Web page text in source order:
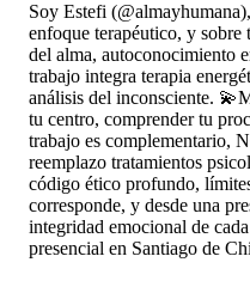
Soy Estefi
enfoque terapéutico, y
del alma, autoconocimiento
trabajo integra terapia
análisis del inconsciente.
tu centro, comprender tu
trabajo es complementario,
reemplazo tratamientos
código ético profundo,
corresponde, y desde una
integridad emocional de
presencial en Santiago de